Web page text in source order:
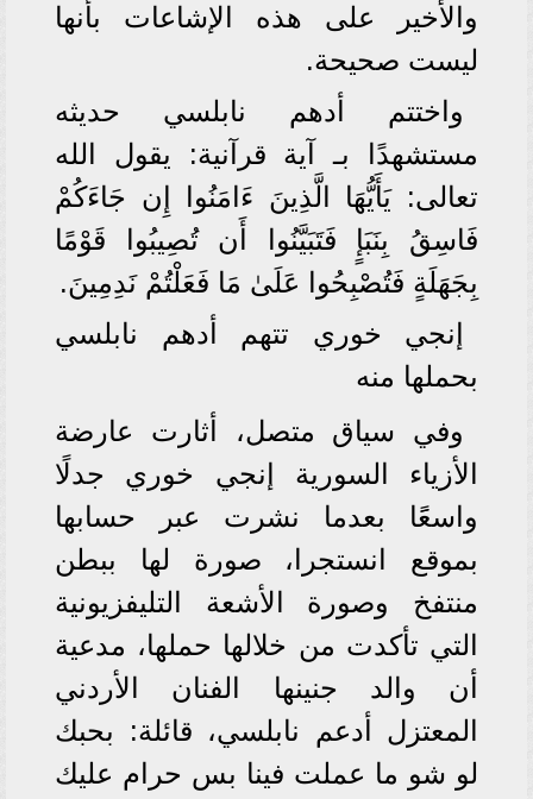
والأخير على هذه الإشاعات بأنها
ليست صحيحة.
واختتم أدهم نابلسي حديثه
مستشهدًا بـ آية قرآنية: يقول الله
تعالى: يَأَيُّهَا الَّذِينَ ءَامَنُوا إِن جَاءَكُمْ
فَاسِقُ بِنَبَإٍ فَتَبَيَّنُوا أَن تُصِيبُوا قَوْمًا
بِجَهَلَةٍ فَتُصْبِحُوا عَلَىٰ مَا فَعَلْتُمْ نَدِمِينَ.
إنجي خوري تتهم أدهم نابلسي
بحملها منه
وفي سياق متصل، أثارت عارضة
الأزياء السورية إنجي خوري جدلًا
واسعًَا بعدما نشرت عبر حسابها
بموقع انستجرا، صورة لها ببطن
منتفخ وصورة الأشعة التليفزيونية
التي تأكدت من خلالها حملها، مدعية
أن والد جنينها الفنان الأردني
المعتزل أدعم نابلسي، قائلة: بحبك
لو شو ما عملت فينا بس حرام عليك